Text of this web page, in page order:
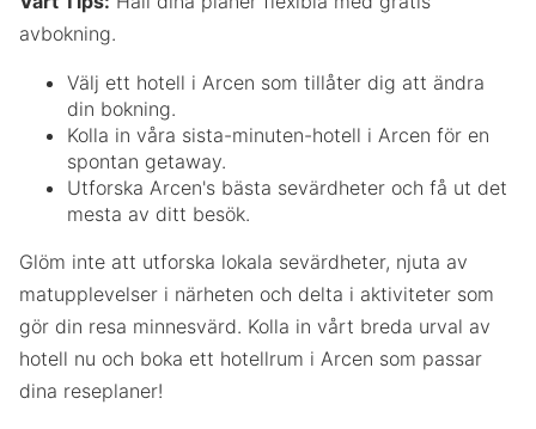
avbokning.
Välj ett hotell i Arcen som tillåter dig att ändra
din bokning.
Kolla in våra sista-minuten-hotell i Arcen för en
spontan getaway.
Utforska Arcen's bästa sevärdheter och få ut det
mesta av ditt besök.
Glöm inte att utforska lokala sevärdheter, njuta av
matupplevelser i närheten och delta i aktiviteter som
gör din resa minnesvärd. Kolla in vårt breda urval av
hotell nu och boka ett hotellrum i Arcen som passar
dina reseplaner!